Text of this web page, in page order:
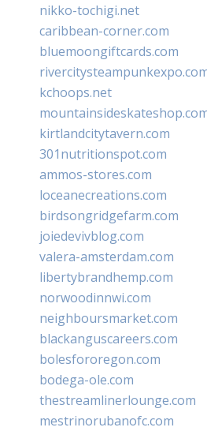
nikko-tochigi.net
caribbean-corner.com
bluemoongiftcards.com
kchoops.net
kirtlandcitytavern.com
301nutritionspot.com
ammos-stores.com
loceanecreations.com
birdsongridgefarm.com
joiedevivblog.com
valera-amsterdam.com
libertybrandhemp.com
norwoodinnwi.com
neighboursmarket.com
blackanguscareers.com
bolesfororegon.com
bodega-ole.com
thestreamlinerlounge.com
mestrinorubanofc.com